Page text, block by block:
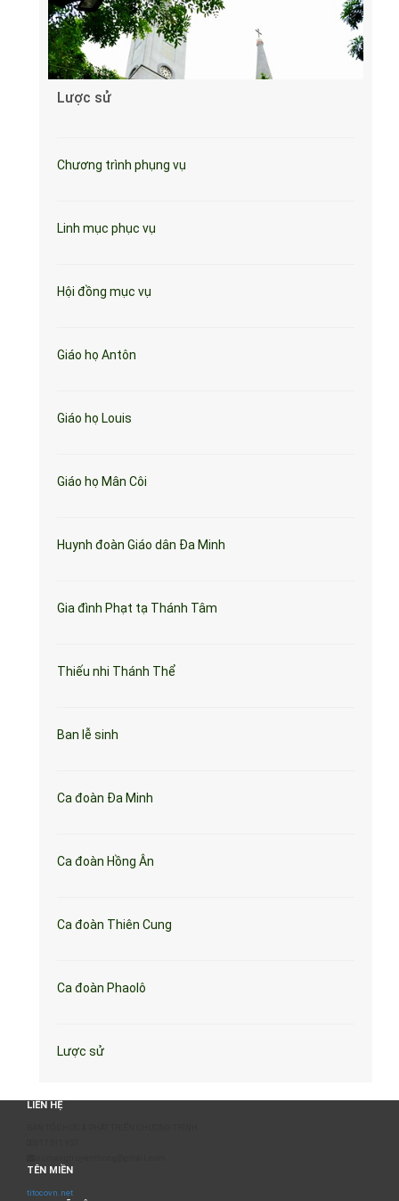
Lược sử
Chương trình phụng vụ
Linh mục phục vụ
Hội đồng mục vụ
Giáo họ Antôn
Giáo họ Louis
Giáo họ Mân Côi
Huynh đoàn Giáo dân Đa Minh
Gia đình Phạt tạ Thánh Tâm
Thiếu nhi Thánh Thể
Ban lễ sinh
Ca đoàn Đa Minh
Ca đoàn Hồng Ân
Ca đoàn Thiên Cung
Ca đoàn Phaolô
Lược sử
LIÊN HỆ
TÊN MIỀN
titocovn.net